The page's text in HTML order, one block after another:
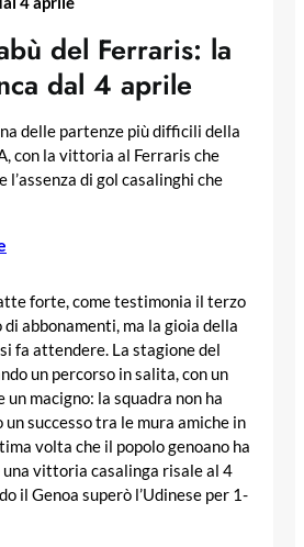
del Ferraris: la
dal 4 aprile
delle partenze più difficili della
con la vittoria al Ferraris che
l’assenza di gol casalinghi che
forte, come testimonia il terzo
abbonamenti, ma la gioia della
fa attendere. La stagione del
un percorso in salita, con un
un macigno: la squadra non ha
successo tra le mura amiche in
volta che il popolo genoano ha
vittoria casalinga risale al 4
il Genoa superò l’Udinese per 1-